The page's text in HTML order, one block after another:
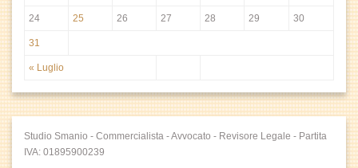
« Luglio
24 25 26 27 28 29 30
31
Studio Smanio - Commercialista - Avvocato - Revisore Legale - Partita
IVA: 01895900239